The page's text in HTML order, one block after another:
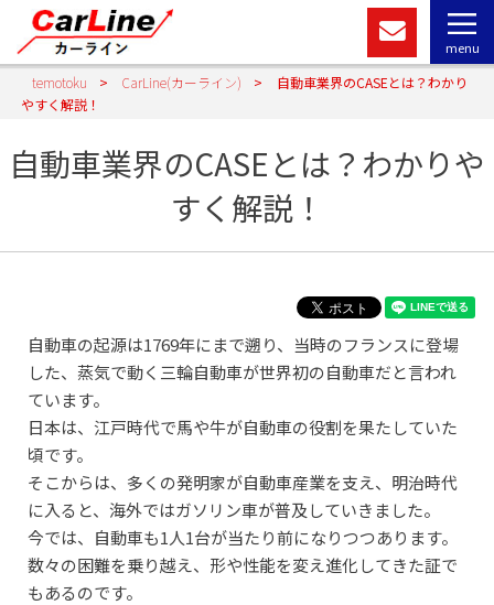
menu
temotoku > CarLine(カーライン) >
自動車業界のCASEとは？わかり
やすく解説！
自動車業界のCASEとは？わかりや
すく解説！
自動車の起源は1769年にまで遡り、当時のフランスに登場
した、蒸気で動く三輪自動車が世界初の自動車だと言われ
ています。
日本は、江戸時代で馬や牛が自動車の役割を果たしていた
頃です。
そこからは、多くの発明家が自動車産業を支え、明治時代
に入ると、海外ではガソリン車が普及していきました。
今では、自動車も1人1台が当たり前になりつつあります。
数々の困難を乗り越え、形や性能を変え進化してきた証で
もあるのです。